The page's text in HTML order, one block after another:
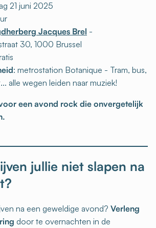
21 juni 2025
Jacques Brel -
30, 1000 Brussel
: metrostation Botanique - Tram, bus,
alle wegen leiden naar muziek!
een avond rock die onvergetelijk
jullie niet slapen na
na een geweldige avond? Verleng
door te overnachten in de